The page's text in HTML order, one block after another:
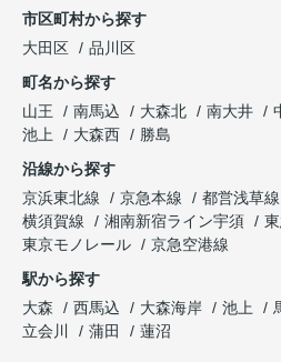
市区町村から探す
大田区
品川区
町名から探す
山王
南馬込 大森北 南大井
池上
大森西
勝島
沿線から探す
京浜東北線
京急本線 都営浅草線
横須賀線
湘南新宿ライン宇須
東京モノレール
京急空港線
駅から探す
大森
西馬込 大森海岸 池上
立会川
蒲田 蓮沼